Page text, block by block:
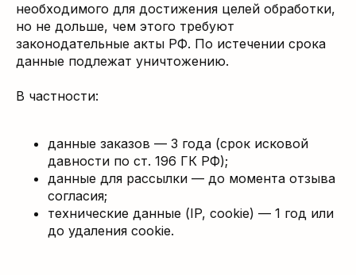
необходимого для достижения целей обработки,
но не дольше, чем этого требуют
законодательные акты РФ. По истечении срока
данные подлежат уничтожению.
В частности:
данные заказов — 3 года (срок исковой
давности по ст. 196 ГК РФ);
данные для рассылки — до момента отзыва
согласия;
технические данные (IP, cookie) — 1 год или
до удаления cookie.